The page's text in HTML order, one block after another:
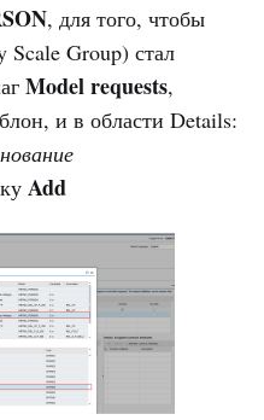
, для того, чтобы
Group) стал
Model requests,
и в области Details:
Add